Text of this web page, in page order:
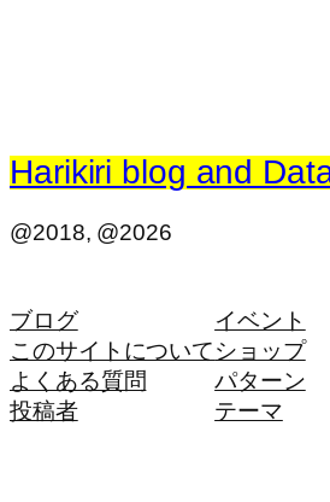
Harikiri blog and
@2018, @2026
ブログ
このサイトについて
よくある質問
投稿者
イベント
ショップ
パターン
テーマ